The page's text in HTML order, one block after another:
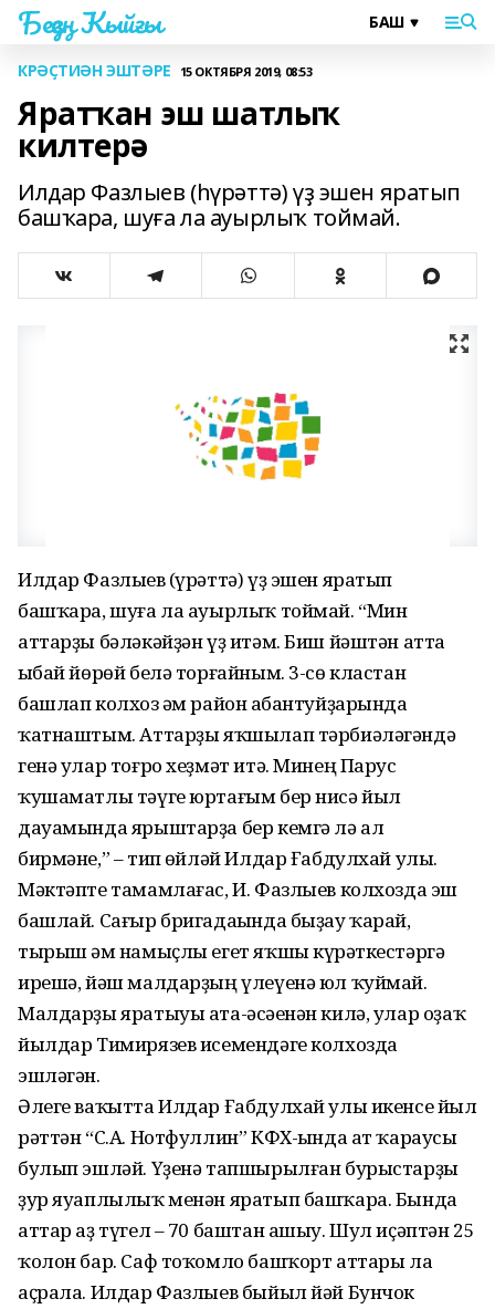
Беҙҙең Ҡыйғы
КРӘҪТИӘН ЭШТӘРЕ 15 ОКТЯБРЯ 2019, 08:53
Яратҡан эш шатлыҡ
килтерә
Илдар Фазлыев (һүрәттә) үҙ эшен яратып
башҡара, шуға ла ауырлыҡ тоймай.
Илдар Фазлыев (һүрәттә) үҙ эшен яратып
башҡара, шуға ла ауырлыҡ тоймай. “Мин
аттарҙы бәләкәйҙән үҙ итәм. Биш йәштән атта
һыбай йөрөй белә торғайным. 3-сө кластан
башлап колхоз һәм район һабантуйҙарында
ҡатнаштым. Аттарҙы яҡшылап тәрбиәләгәндә
генә улар тоғро хеҙмәт итә. Минең Парус
ҡушаматлы тәүге юртағым бер нисә йыл
дауамында ярыштарҙа бер кемгә лә ал
бирмәне,” – тип һөйләй Илдар Ғабдулхай улы.
Мәктәпте тамамлағас, И. Фазлыев колхозда эш
башлай. Сағыр бригадаһында быҙау ҡарай,
тырыш һәм намыҫлы егет яҡшы күрһәткестәргә
ирешә, йәш малдарҙың үлеүенә юл ҡуймай.
Малдарҙы яратыуы ата-әсәһенән килә, улар оҙаҡ
йылдар Тимирязев исемендәге колхозда
эшләгән.
Әлеге ваҡытта Илдар Ғабдулхай улы икенсе йыл
рәттән “С.А. Нотфуллин” КФХ-һында ат ҡараусы
булып эшләй. Үҙенә тапшырылған бурыстарҙы
ҙур яуаплылыҡ менән яратып башҡара. Бында
аттар аҙ түгел – 70 баштан ашыу. Шул иҫәптән 25
ҡолон бар. Саф тоҡомло башҡорт аттары ла
аҫрала. Илдар Фазлыев быйыл йәй Бунчок